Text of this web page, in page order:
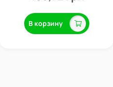
В корзину